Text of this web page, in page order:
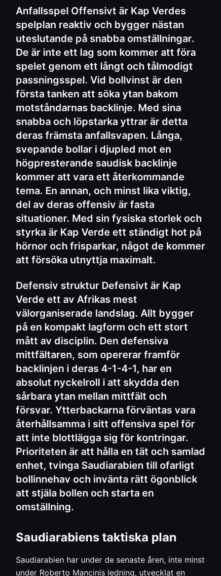
Anfallsspel Offensivt är Kap Verdes
spelplan reaktiv och bygger nästan
uteslutande på snabba omställningar.
De är inte ett lag som kommer att föra
spelet genom ett långt och tålmodigt
passningsspel. Vid bollvinst är den
första tanken att söka ytan bakom
motståndarnas backlinje. Med sina
snabba och löpstarka yttrar är detta
deras främsta anfallsvapen. Långa,
svepande bollar i djupled mot en
högpresterande saudisk backlinje
kommer att vara ett återkommande
tema. En annan, och minst lika viktig,
del av deras offensiv är fasta
situationer. Med sin fysiska storlek och
styrka är Kap Verde ett ständigt hot på
hörnor och frisparkar, något de kommer
att försöka utnyttja maximalt.
Defensiv struktur Defensivt är Kap
Verde ett av Afrikas mest
välorganiserade landslag. Allt bygger
på en kompakt lagform och ett stort
mått av disciplin. Den defensiva
mittfältaren, som opererar framför
backlinjen i deras 4-1-4-1, har en
absolut nyckelroll i att skydda den
sårbara ytan mellan mittfält och
försvar. Ytterbackarna förväntas vara
återhållsamma i sitt offensiva spel för
att inte blottlägga sig för kontringar.
Prioriteten är att hålla en tät och samlad
enhet, tvinga Saudiarabien till ofarligt
bollinnehav och invänta rätt ögonblick
att stjäla bollen och starta en
omställning.
Saudiarabiens taktiska plan
Saudiarabien har under de senaste åren, inte minst
under Roberto Mancinis ledning, utvecklat en